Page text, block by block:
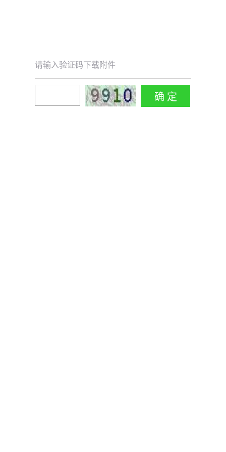
请输入验证码下载附件